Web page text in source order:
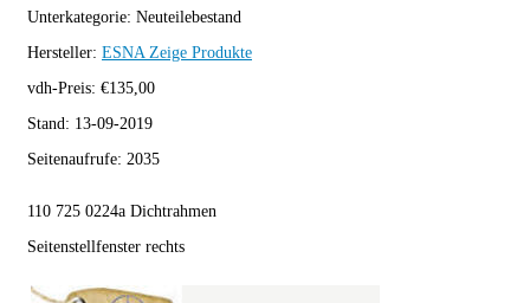
Unterkategorie: Neuteilebestand
Hersteller: ESNA Zeige Produkte
vdh-Preis: €135,00
Stand: 13-09-2019
Seitenaufrufe: 2035
110 725 0224a Dichtrahmen
Seitenstellfenster rechts